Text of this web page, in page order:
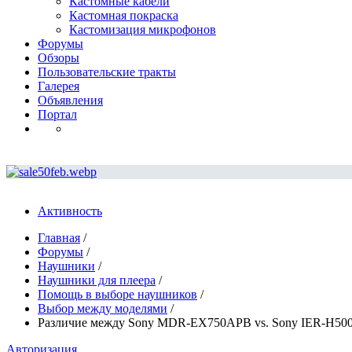
Кастомная покраска
Кастомизация микрофонов
Форумы
Обзоры
Пользовательские тракты
Галерея
Объявления
Портал
Активность
Главная /
Форумы /
Наушники /
Наушники для плеера /
Помощь в выборе наушников /
Выбор между моделями /
Различие между Sony MDR-EX750APB vs. Sony IER-
Авторизация